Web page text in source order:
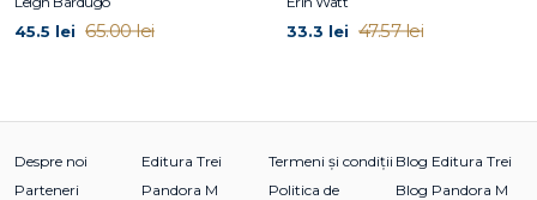
45.5 lei 65.00 lei 33.3 lei 47.57 lei
Despre noi
Parteneri
Editura Trei
Pandora M
Termeni și condiții
Politica de
Blog Editura Trei
Blog Pandora M